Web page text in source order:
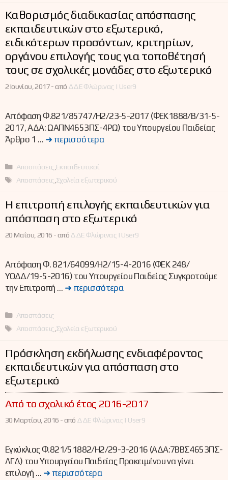
Καθορισμός διαδικασίας απόσπασης
εκπαιδευτικών στο εξωτερικό,
ειδικότερων προσόντων, κριτηρίων,
οργάνου επιλογής τους για τοποθέτησή
τους σε σχολικές μονάδες στο εξωτερικό
2 Ιουνίου, 2017 -από ΔΔΕ Φλώρινας | User9
Απόφαση Φ.821/85747/Η2/23-5-2017 (ΦΕΚ1888/Β/31-5-
2017, ΑΔΑ: ΩΑΠΝ4653ΠΣ-4ΡΩ) του Υπουργείου Παιδείας
Άρθρο 1 … ➜ περισσότερα
Κατηγορίες
Αποσπάσεις Εκπαιδευτικοί
Ετικέτες
Αποσπάσεις Σχολεία εξωτερικού
H επιτροπή επιλογής εκπαιδευτικών για
απόσπαση στο εξωτερικό
20 Μαΐου, 2016 -απόΔΔΕ Φλώρινας | User9
Απόφαση Φ. 821/64099/Η2/15-4-2016 (ΦΕΚ 248/
ΥΟΔΔ/19-5-2016) του Υπουργείου Παιδείας Συγκροτούμε
την Επιτροπή … ➜ περισσότερα
Κατηγορίες
Αποσπάσεις
Ετικέτες
Αποσπάσεις Σχολεία εξωτερικού
Πρόσκληση εκδήλωσης ενδιαφέροντος
εκπαιδευτικών για απόσπαση στο
εξωτερικό
Από το σχολικό έτος 2016-2017
30 Μαρτίου, 2016 -από ΔΔΕ Φλώρινας | User9
Εγκύκλιος Φ.821/51882/Η2/29-3-2016 (ΑΔΑ:7ΒΒΣ4653ΠΣ-
ΛΓΔ) του Υπουργείου Παιδείας Προκειμένου να γίνει
επιλογή … ➜ περισσότερα